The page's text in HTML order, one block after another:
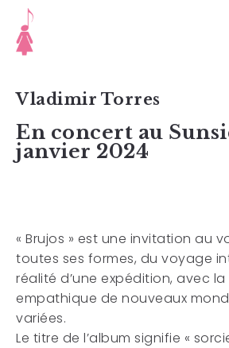
Vladimir Torres
En concert au
janvier 2024
« Brujos » est une invitation au
toutes ses formes, du voyage
réalité d’une expédition, avec
empathique de nouveaux
variées.
Le titre de l’album signifie «